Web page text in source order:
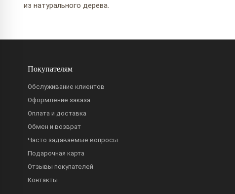
из натурального дерева.
Покупателям
Обслуживание клиентов
Оформление заказа
Оплата и доставка
Обмен и возврат
Часто задаваемые вопросы
Подарочная карта
Отзывы покупателей
Контакты